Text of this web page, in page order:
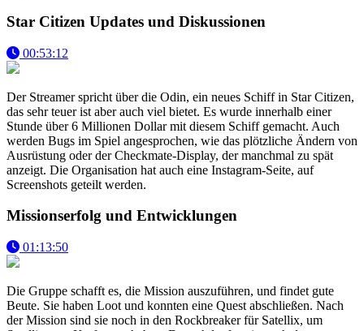
Star Citizen Updates und Diskussionen
00:53:12
Der Streamer spricht über die Odin, ein neues Schiff in Star Citizen,
das sehr teuer ist aber auch viel bietet. Es wurde innerhalb einer
Stunde über 6 Millionen Dollar mit diesem Schiff gemacht. Auch
werden Bugs im Spiel angesprochen, wie das plötzliche Ändern von
Ausrüstung oder der Checkmate-Display, der manchmal zu spät
anzeigt. Die Organisation hat auch eine Instagram-Seite, auf
Screenshots geteilt werden.
Missionserfolg und Entwicklungen
01:13:50
Die Gruppe schafft es, die Mission auszuführen, und findet gute
Beute. Sie haben Loot und konnten eine Quest abschließen. Nach
der Mission sind sie noch in den Rockbreaker für Satellix, um